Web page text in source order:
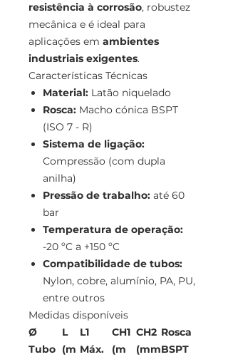
resistência à corrosão, robustez
mecânica e é ideal para
aplicações em ambientes
industriais exigentes.
Características Técnicas
Material: Latão niquelado
Rosca: Macho cónica BSPT
(ISO 7 - R)
Sistema de ligação:
Compressão (com dupla
anilha)
Pressão de trabalho: até 60
bar
Temperatura de operação:
-20 ºC a +150 ºC
Compatibilidade de tubos:
Nylon, cobre, alumínio, PA, PU,
entre outros
Medidas disponíveis
Ø
Tubo
L
(m
L1
Máx.
CH1
(m
CH2
(mm
Rosca
BSPT